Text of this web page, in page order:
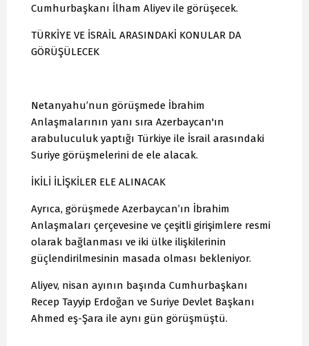
Cumhurbaşkanı İlham Aliyev ile görüşecek.
TÜRKİYE VE İSRAİL ARASINDAKİ KONULAR DA
GÖRÜŞÜLECEK
Netanyahu’nun görüşmede İbrahim
Anlaşmalarının yanı sıra Azerbaycan'ın
arabuluculuk yaptığı Türkiye ile İsrail arasındaki
Suriye görüşmelerini de ele alacak.
İKİLİ İLİŞKİLER ELE ALINACAK
Ayrıca, görüşmede Azerbaycan’ın İbrahim
Anlaşmaları çerçevesine ve çeşitli girişimlere resmi
olarak bağlanması ve iki ülke ilişkilerinin
güçlendirilmesinin masada olması bekleniyor.
Aliyev, nisan ayının başında Cumhurbaşkanı
Recep Tayyip Erdoğan ve Suriye Devlet Başkanı
Ahmed eş-Şara ile aynı gün görüşmüştü.